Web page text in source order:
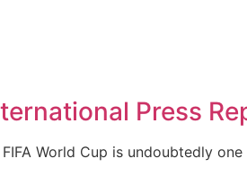
Press
World Cup is undoubtedly